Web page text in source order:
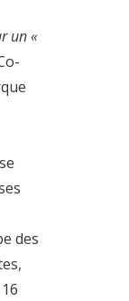
un «
des